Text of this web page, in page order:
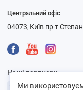
Центральний офіс
04073, Київ пр-т
Наші партнери
Ми